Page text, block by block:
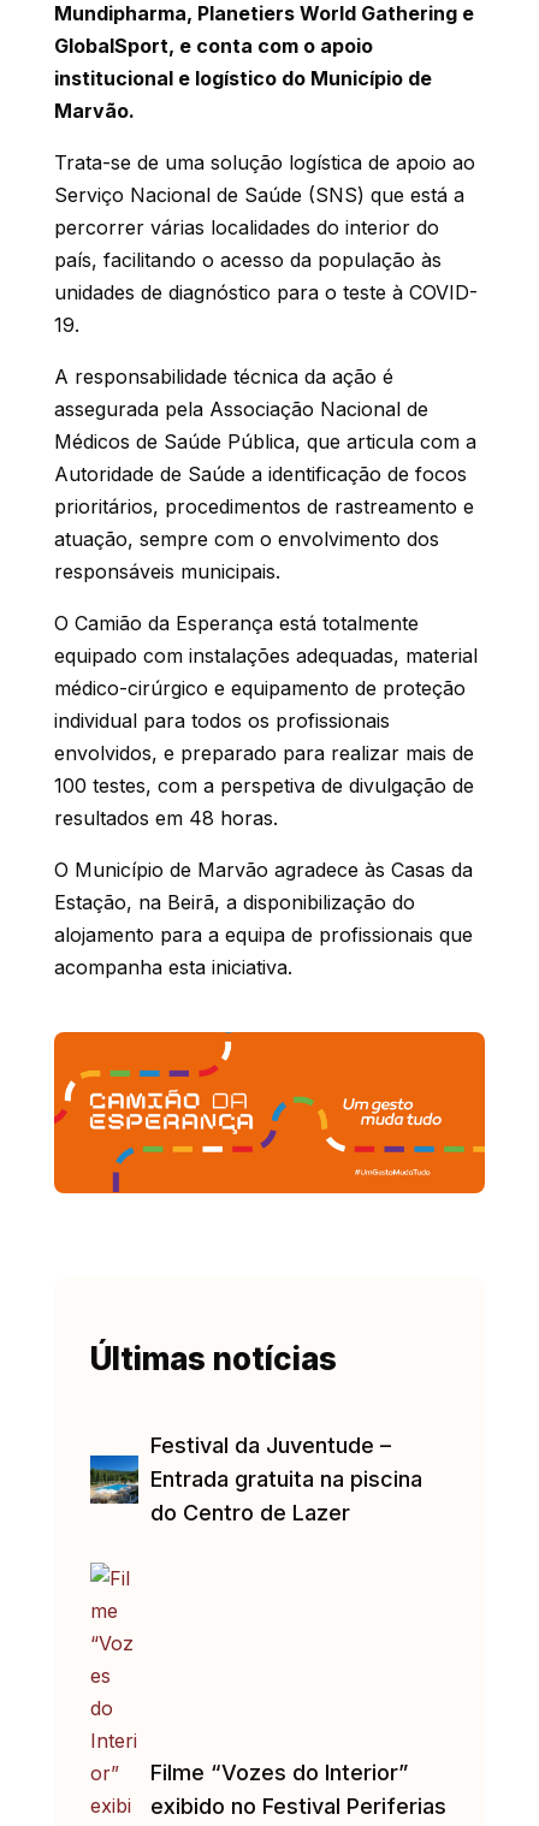
Mundipharma, Planetiers World Gathering e
GlobalSport, e conta com o apoio
institucional e logístico do Município de
Marvão.
Trata-se de uma solução logística de apoio ao
Serviço Nacional de Saúde (SNS) que está a
percorrer várias localidades do interior do
país, facilitando o acesso da população às
unidades de diagnóstico para o teste à COVID-
19.
A responsabilidade técnica da ação é
assegurada pela Associação Nacional de
Médicos de Saúde Pública, que articula com a
Autoridade de Saúde a identificação de focos
prioritários, procedimentos de rastreamento e
atuação, sempre com o envolvimento dos
responsáveis municipais.
O Camião da Esperança está totalmente
equipado com instalações adequadas, material
médico-cirúrgico e equipamento de proteção
individual para todos os profissionais
envolvidos, e preparado para realizar mais de
100 testes, com a perspetiva de divulgação de
resultados em 48 horas.
O Município de Marvão agradece às Casas da
Estação, na Beirã, a disponibilização do
alojamento para a equipa de profissionais que
acompanha esta iniciativa.
Últimas notícias
Festival da Juventude –
Entrada gratuita na piscina
do Centro de Lazer
Filme “Vozes do Interior”
exibido no Festival Periferias